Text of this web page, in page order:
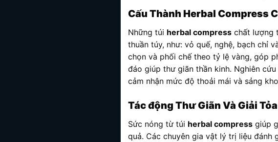
Cấu Thành Herbal Compress
Những túi herbal compress chất lượng
thuần túy, như: vỏ quế, nghệ, bạch chỉ
chọn và phối chế theo tỷ lệ vàng, góp
đáo giúp thư giãn thần kinh. Nghiên
cảm nhận mức độ thoải mái và sảng
Tác động Thư Giãn Và Giải
Sức nóng từ túi herbal compress giúp
quả. Các chuyên gia vật lý trị liệu